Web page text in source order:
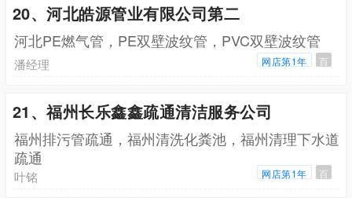
20、河北皓源管业有限公司第二
河北PE燃气管，PE双壁波纹管，PVC双壁波纹管
潘经理 网店第1年 百
21、福州长乐鑫鑫疏通清洁服务公司
福州排污管疏通，福州清洗化粪池，福州清理下水道
疏通
叶铭 网店第1年 百